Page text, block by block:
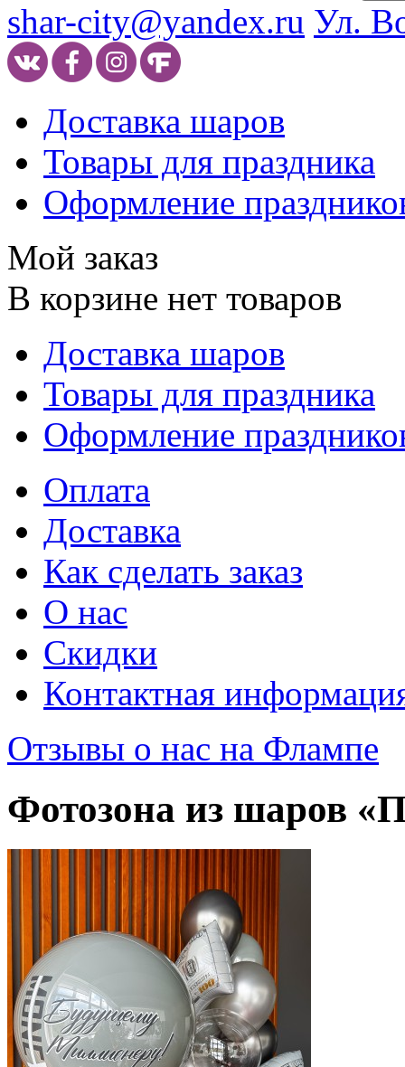
shar-city@yandex.ru Ул.
Доставка шаров
Товары для праздника
Оформление
Мой заказ
В корзине нет товаров
Доставка шаров
Товары для праздника
Оформление
Оплата
Доставка
Как сделать заказ
О нас
Скидки
Контактная
Отзывы о нас на Флампе
Фотозона из шаров